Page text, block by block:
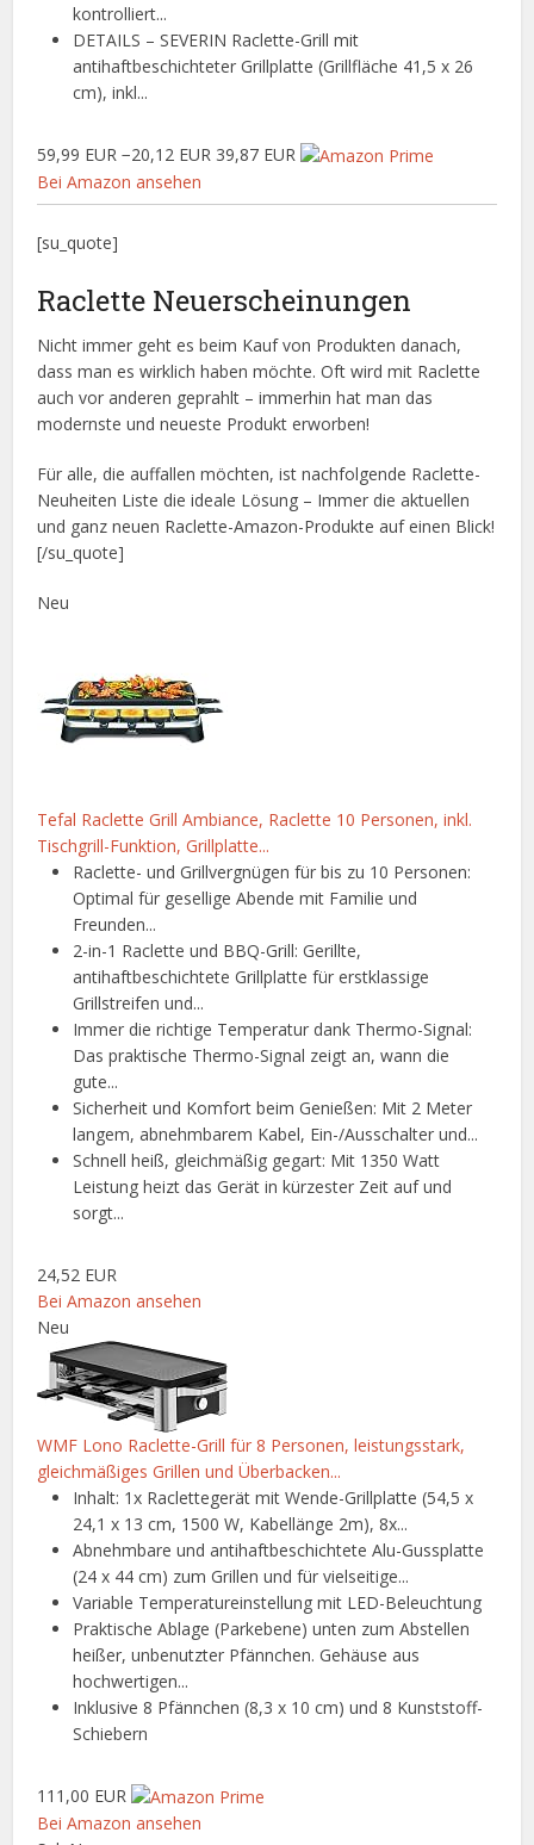
kontrolliert...
DETAILS – SEVERIN Raclette-Grill mit
antihaftbeschichteter Grillplatte (Grillfläche 41,5 x 26
cm), inkl...
59,99 EUR −20,12 EUR 39,87 EUR
Bei Amazon ansehen
[su_quote]
Raclette Neuerscheinungen
Nicht immer geht es beim Kauf von Produkten danach,
dass man es wirklich haben möchte. Oft wird mit Raclette
auch vor anderen geprahlt – immerhin hat man das
modernste und neueste Produkt erworben!
Für alle, die auffallen möchten, ist nachfolgende Raclette-
Neuheiten Liste die ideale Lösung – Immer die aktuellen
und ganz neuen Raclette-Amazon-Produkte auf einen Blick!
[/su_quote]
Neu
Tefal Raclette Grill Ambiance, Raclette 10 Personen, inkl.
Tischgrill-Funktion, Grillplatte...
Raclette- und Grillvergnügen für bis zu 10 Personen:
Optimal für gesellige Abende mit Familie und
Freunden...
2-in-1 Raclette und BBQ-Grill: Gerillte,
antihaftbeschichtete Grillplatte für erstklassige
Grillstreifen und...
Immer die richtige Temperatur dank Thermo-Signal:
Das praktische Thermo-Signal zeigt an, wann die
gute...
Sicherheit und Komfort beim Genießen: Mit 2 Meter
langem, abnehmbarem Kabel, Ein-/Ausschalter und...
Schnell heiß, gleichmäßig gegart: Mit 1350 Watt
Leistung heizt das Gerät in kürzester Zeit auf und
sorgt...
24,52 EUR
Bei Amazon ansehen
Neu
WMF Lono Raclette-Grill für 8 Personen, leistungsstark,
gleichmäßiges Grillen und Überbacken...
Inhalt: 1x Raclettegerät mit Wende-Grillplatte (54,5 x
24,1 x 13 cm, 1500 W, Kabellänge 2m), 8x...
Abnehmbare und antihaftbeschichtete Alu-Gussplatte
(24 x 44 cm) zum Grillen und für vielseitige...
Variable Temperatureinstellung mit LED-Beleuchtung
Praktische Ablage (Parkebene) unten zum Abstellen
heißer, unbenutzter Pfännchen. Gehäuse aus
hochwertigen...
Inklusive 8 Pfännchen (8,3 x 10 cm) und 8 Kunststoff-
Schiebern
111,00 EUR
Bei Amazon ansehen